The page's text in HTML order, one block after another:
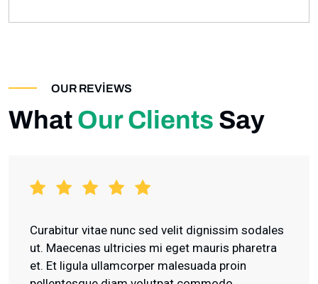
OUR REVIEWS
What Our Clients Say
Curabitur vitae nunc sed velit dignissim sodales
ut. Maecenas ultricies mi eget mauris pharetra
et. Et ligula ullamcorper malesuada proin